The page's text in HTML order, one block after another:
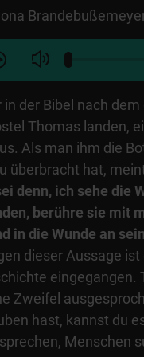
in der Bibel nach
Thomas landen,
Als man ihm die
überbracht hat,
denn, ich sehe die
berühre sie mit
in die Wunde an
dieser Aussage ist
eingegangen.
Zweifel
hast, kannst du
Menschen